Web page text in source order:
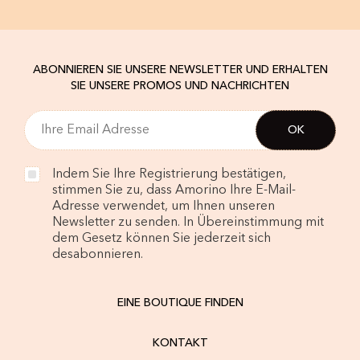
ABONNIEREN SIE UNSERE NEWSLETTER UND ERHALTEN
SIE UNSERE PROMOS UND NACHRICHTEN
Indem Sie Ihre Registrierung bestätigen,
stimmen Sie zu, dass Amorino Ihre E-Mail-
Adresse verwendet, um Ihnen unseren
Newsletter zu senden. In Übereinstimmung mit
dem Gesetz können Sie jederzeit sich
desabonnieren.
EINE BOUTIQUE FINDEN
KONTAKT